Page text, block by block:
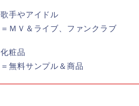
歌手やアイドル
＝ＭＶ＆ライブ、ファンクラブ
化粧品
＝無料サンプル＆商品